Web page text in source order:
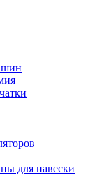
для навески